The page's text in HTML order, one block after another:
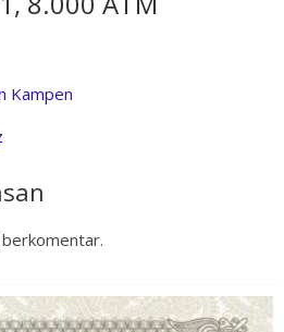
Kampen